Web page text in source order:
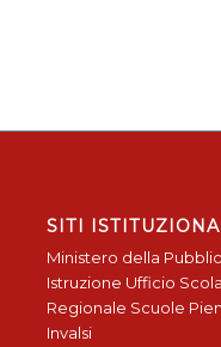
SITI
Ministero della
Istruzione Ufficio
Regionale Scuole
Invalsi